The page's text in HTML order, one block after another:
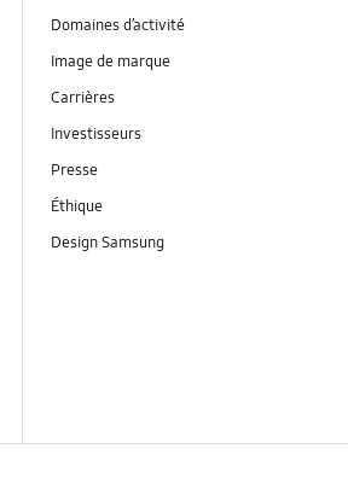
Domaines d’activité
Image de marque
Carrières
Investisseurs
Presse
Éthique
Design Samsung